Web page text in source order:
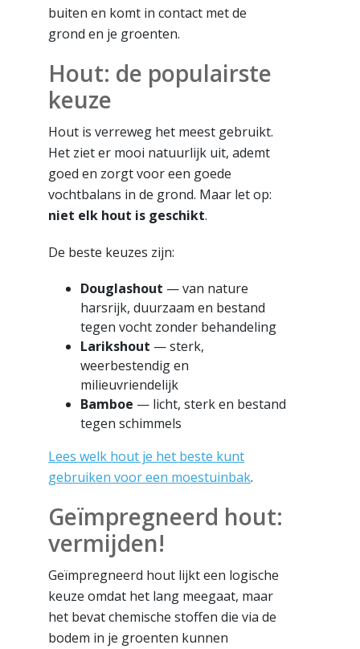
buiten en komt in contact met de
grond en je groenten.
Hout: de populairste
keuze
Hout is verreweg het meest gebruikt.
Het ziet er mooi natuurlijk uit, ademt
goed en zorgt voor een goede
vochtbalans in de grond. Maar let op:
niet elk hout is geschikt.
De beste keuzes zijn:
Douglashout — van nature
harsrijk, duurzaam en bestand
tegen vocht zonder behandeling
Larikshout — sterk,
weerbestendig en
milieuvriendelijk
Bamboe — licht, sterk en bestand
tegen schimmels
Lees welk hout je het beste kunt
gebruiken voor een moestuinbak.
Geïmpregneerd hout:
vermijden!
Geïmpregneerd hout lijkt een logische
keuze omdat het lang meegaat, maar
het bevat chemische stoffen die via de
bodem in je groenten kunnen